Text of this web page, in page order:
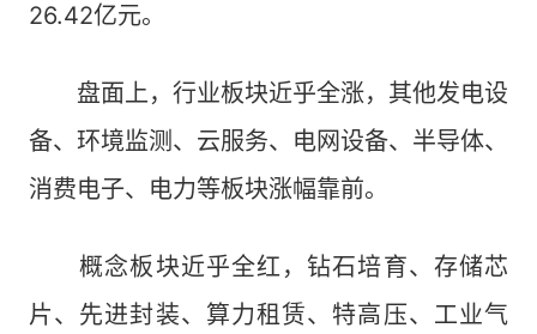
26.42亿元。
盘面上，行业板块近乎全涨，其他发电设
备、环境监测、云服务、电网设备、半导体、
消费电子、电力等板块涨幅靠前。
概念板块近乎全红，钻石培育、存储芯
片、先进封装、算力租赁、特高压、工业气